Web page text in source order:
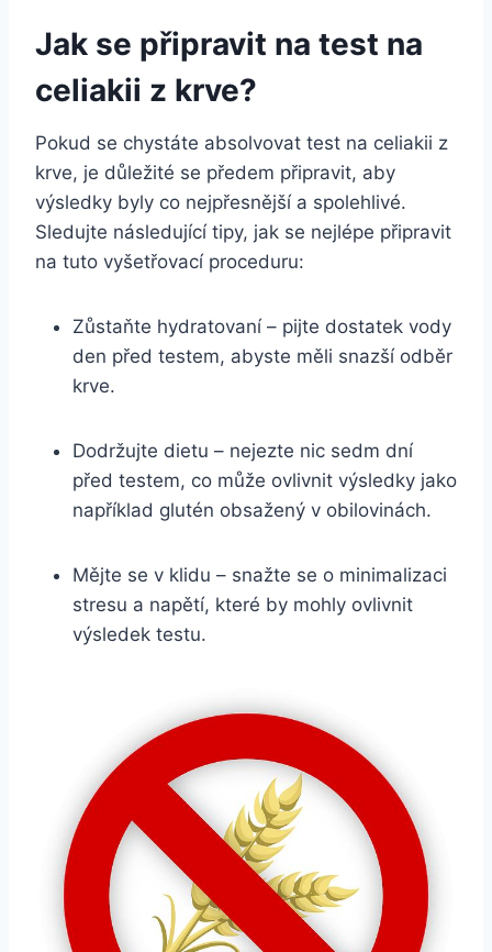
Jak​ se​ připravit na test na
celiakii z​ krve?
Pokud se ​chystáte absolvovat ‌test na celiakii z
krve, je důležité se⁢ předem ‍připravit,⁤ aby
výsledky byly co⁣ nejpřesnější a spolehlivé.
Sledujte ⁣následující tipy, ​jak se ‌nejlépe připravit
na tuto⁢ vyšetřovací proceduru:
Zůstaňte hydratovaní​ – pijte dostatek vody
den před ​testem, abyste měli⁤ snazší odběr
krve.
Dodržujte dietu – nejezte nic sedm dní ​
před⁤ testem, co může​ ovlivnit výsledky⁤ jako
​například ⁣glutén obsažený v ‍obilovinách.
Mějte se‍ v klidu – snažte se o minimalizaci
stresu a napětí, které by mohly ovlivnit
výsledek​ testu.